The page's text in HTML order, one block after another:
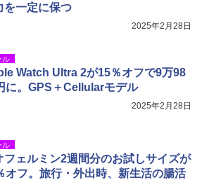
を一定に保つ
2025年2月28日
ル
Watch Ultra 2が15％オフで9万98
に。GPS＋Cellularモデル
2025年2月28日
ル
フェルミン2週間分のお試しサイズが
オフ。旅行・外出時、新生活の腸活